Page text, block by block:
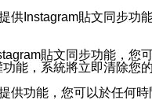
供Instagram貼文同步功
貼文同步功能，您
能，系統將立即清除您
供功能，您可以於任何